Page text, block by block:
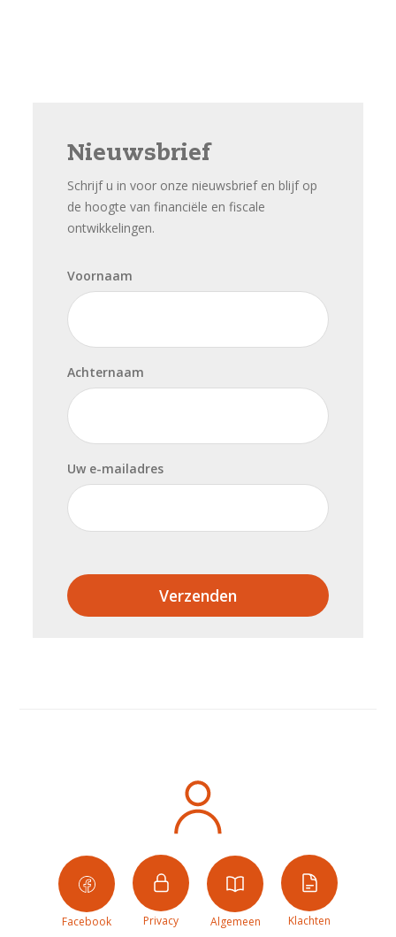
Nieuwsbrief
Schrijf u in voor onze nieuwsbrief en blijf op
de hoogte van financiële en fiscale
ontwikkelingen.
Voornaam
Achternaam
Uw e-mailadres
Verzenden
Facebook Privacy Algemeen Klachten